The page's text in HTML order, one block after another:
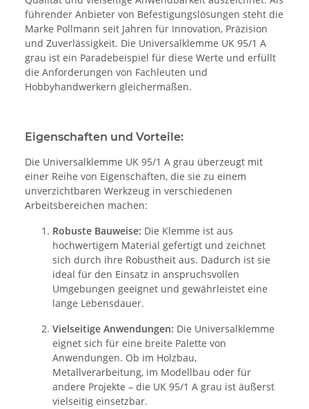
führender Anbieter von Befestigungslösungen steht die
Marke Pollmann seit Jahren für Innovation, Präzision
und Zuverlässigkeit. Die Universalklemme UK 95/1 A
grau ist ein Paradebeispiel für diese Werte und erfüllt
die Anforderungen von Fachleuten und
Hobbyhandwerkern gleichermaßen.
Eigenschaften und Vorteile:
Die Universalklemme UK 95/1 A grau überzeugt mit
einer Reihe von Eigenschaften, die sie zu einem
unverzichtbaren Werkzeug in verschiedenen
Arbeitsbereichen machen:
Robuste Bauweise: Die Klemme ist aus
hochwertigem Material gefertigt und zeichnet
sich durch ihre Robustheit aus. Dadurch ist sie
ideal für den Einsatz in anspruchsvollen
Umgebungen geeignet und gewährleistet eine
lange Lebensdauer.
Vielseitige Anwendungen: Die Universalklemme
eignet sich für eine breite Palette von
Anwendungen. Ob im Holzbau,
Metallverarbeitung, im Modellbau oder für
andere Projekte – die UK 95/1 A grau ist äußerst
vielseitig einsetzbar.